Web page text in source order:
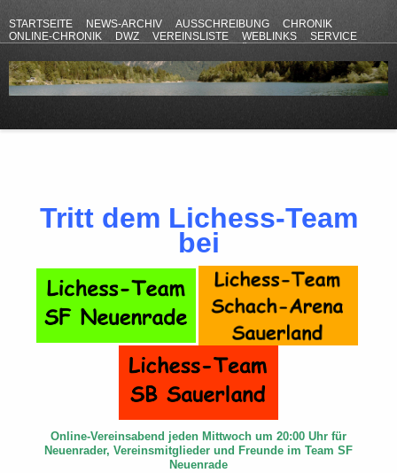
STARTSEITE NEWS-ARCHIV AUSSCHREIBUNG
CHRONIK
ONLINE-CHRONIK
DWZ VEREINSLISTE WEBLINKS
SERVICE
Tritt dem Lichess-Team
bei
Online-Vereinsabend jeden Mittwoch um 20:00 Uhr für
Neuenrader, Vereinsmitglieder und Freunde im Team SF
Neuenrade